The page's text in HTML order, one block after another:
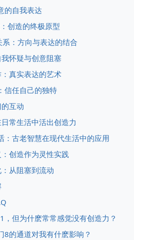
的自我表达
创造的终极原型
：方向与表达的结合
怀疑与创意阻塞
真实表达的艺术
信任自己的独特
互动
常生活中活出创造力
：古老智慧在现代生活中的应用
创造作为灵性实践
从阻塞到流动
，但为什麽常常感觉没有创造力？
8的通道对我有什麽影响？